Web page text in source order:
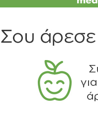
βάση του σνακ
σε θρεπτικά
Αυτές περιλαμβάνουν
ακόμα καλή επιλογή
και πλούσια σε
αλμυρές.
κράκερς χωρίς
στη διατροφή τους.